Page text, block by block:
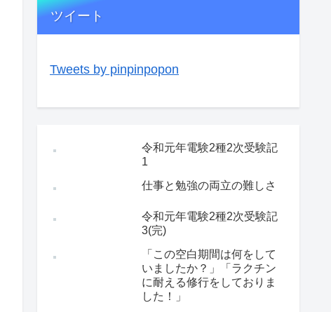
ツイート
Tweets by pinpinpopon
令和元年電験2種2次受験記
1
仕事と勉強の両立の難しさ
令和元年電験2種2次受験記
3(完)
「この空白期間は何をして
いましたか？」「ラクチン
に耐える修行をしておりま
した！」